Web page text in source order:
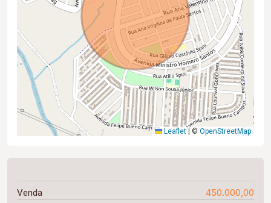
Leaflet | © OpenStreetMap
Venda 450.000,00